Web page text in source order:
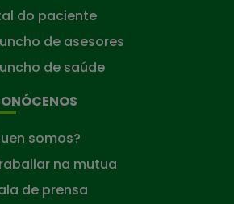
do paciente
de asesores
de saúde
somos?
na mutua
de prensa